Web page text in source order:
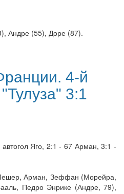
Андре (55), Доре (87).
4-й
3:1
Яго, 2:1 - 67 Арман, 3:1 -
Арман, Зеффан (Морейра,
Педро Энрике (Андре, 79),